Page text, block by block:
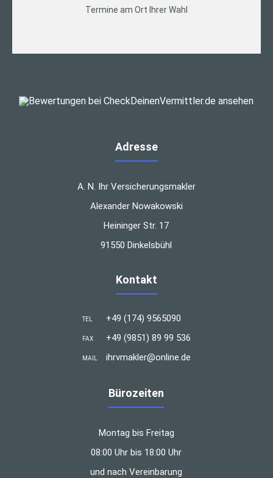
Termine am Ort Ihrer Wahl
Adresse
A. N. Ihr Versicherungsmakler
Alexander Nowakowski
Heininger Str. 17
91550 Dinkelsbühl
Kontakt
TEL +49 (174) 9565090
FAX +49 (9851) 89 99 536
MAIL ihrvmakler@online.de
Bürozeiten
Montag bis Freitag
08:00 Uhr bis 18:00 Uhr
und nach Vereinbarung